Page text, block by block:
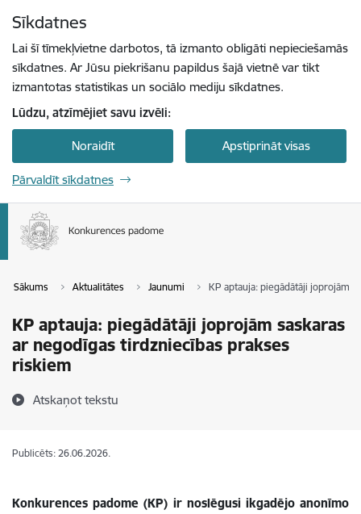
Sīkdatnes
Lai šī tīmekļvietne darbotos, tā izmanto obligāti nepieciešamās
sīkdatnes. Ar Jūsu piekrišanu papildus šajā vietnē var tikt
izmantotas statistikas un sociālo mediju sīkdatnes.
Lūdzu, atzīmējiet savu izvēli:
Noraidīt Apstiprināt visas
Pārvaldīt sīkdatnes
Sākums Aktualitātes Jaunumi KP aptauja: piegādātāji joprojām
KP aptauja: piegādātāji joprojām saskaras
ar negodīgas tirdzniecības prakses
riskiem
Atskaņot tekstu
Publicēts: 26.06.2026.
Konkurences padome (KP) ir noslēgusi ikgadējo anonīmo